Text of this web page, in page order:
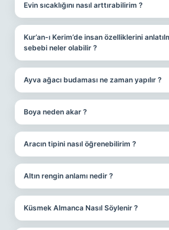
Evin sıcaklığını nasıl arttırabilirim ?
Kur’an-ı Kerim’de insan özelliklerini
sebebi neler olabilir ?
Ayva ağacı budaması ne zaman yapılır ?
Boya neden akar ?
Aracın tipini nasıl öğrenebilirim ?
Altın rengin anlamı nedir ?
Küsmek Almanca Nasıl Söylenir ?